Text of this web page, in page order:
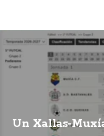
Un Xallas-